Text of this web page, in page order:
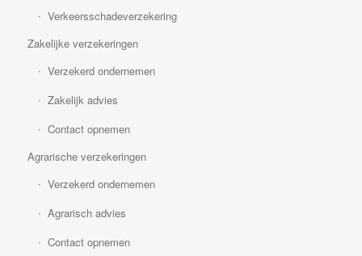
Verkeersschadeverzekering
Zakelijke verzekeringen
Verzekerd ondernemen
Zakelijk advies
Contact opnemen
Agrarische verzekeringen
Verzekerd ondernemen
Agrarisch advies
Contact opnemen